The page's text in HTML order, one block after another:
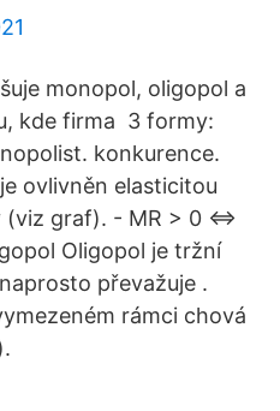
monopol, oligopol a
kde firma 3 formy:
konkurence.
ovlivněn elasticitou
graf). - MR > 0 <=>
Oligopol je tržní
převažuje .
rámci chová